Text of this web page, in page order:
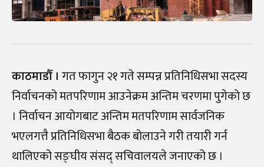
काठमाडौँ । गत फागुन २१ गते सम्पन्न प्रतिनिधिसभा सदस्य
निर्वाचनको मतपरिणाम आउनेक्रम अन्तिम चरणमा पुगेको छ
। निर्वाचन आयोगबाट अन्तिम मतपरिणाम सार्वजनिक
भएलगत्तै प्रतिनिधिसभा बैठक बोलाउने गरी तयारी गर्न
थालिएको सङ्घीय संसद् सचिवालयले जनाएको छ ।